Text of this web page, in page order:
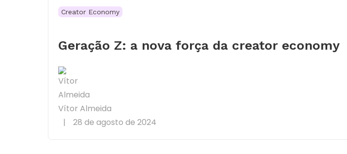
Creator Economy
Geração Z: a nova força da creator economy
Vítor Almeida
|
28 de agosto de 2024